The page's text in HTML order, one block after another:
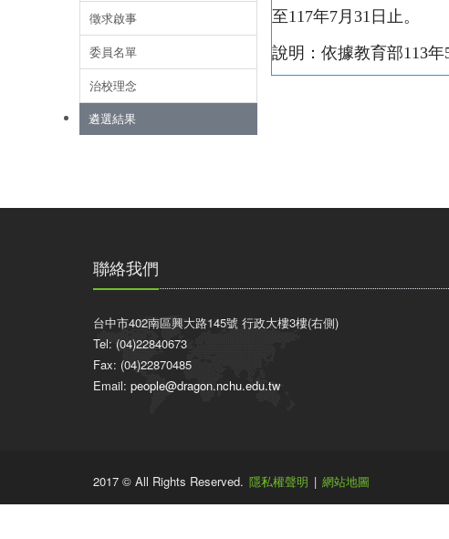
徵求啟事
委員名單
治校理念
遴選結果
至117年7月31日止。
說明：依據教育部113年
聯絡我們
台中市402南區興大路145號 行政大樓3樓(右側)
Tel: (04)22840673
Fax: (04)22870485
Email: people@dragon.nchu.edu.tw
2017 © All Rights Reserved. 隱私權聲明 | 網站地圖